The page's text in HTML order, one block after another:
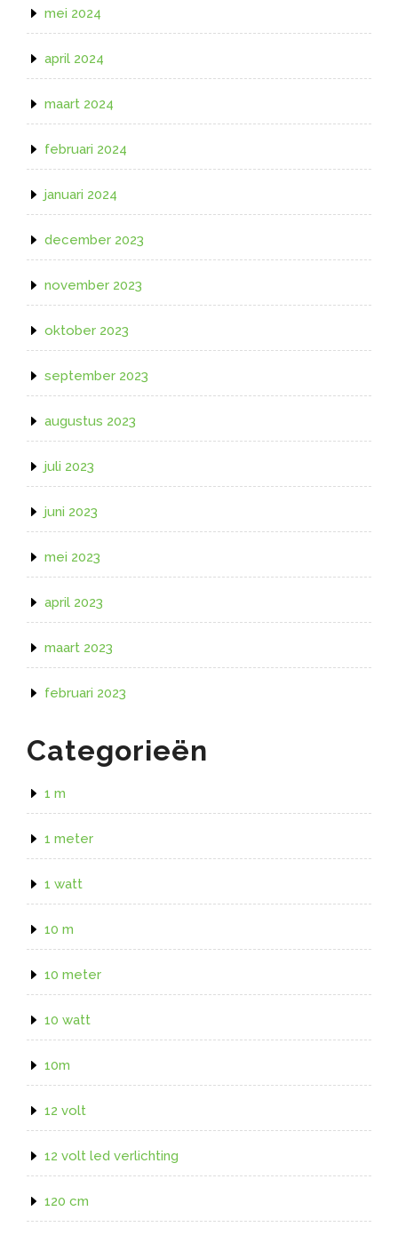
mei 2024
april 2024
maart 2024
februari 2024
januari 2024
december 2023
november 2023
oktober 2023
september 2023
augustus 2023
juli 2023
juni 2023
mei 2023
april 2023
maart 2023
februari 2023
Categorieën
1 m
1 meter
1 watt
10 m
10 meter
10 watt
10m
12 volt
12 volt led verlichting
120 cm